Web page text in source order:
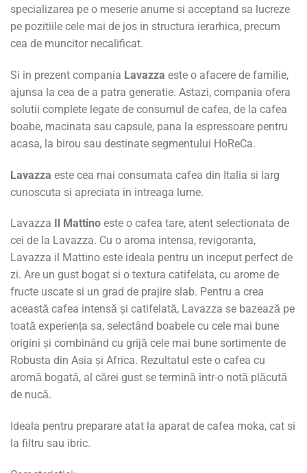
specializarea pe o meserie anume si acceptand sa lucreze
pe pozitiile cele mai de jos in structura ierarhica, precum
cea de muncitor necalificat.
Si in prezent compania Lavazza este o afacere de familie,
ajunsa la cea de a patra generatie. Astazi, compania ofera
solutii complete legate de consumul de cafea, de la cafea
boabe, macinata sau capsule, pana la espressoare pentru
acasa, la birou sau destinate segmentului HoReCa.
Lavazza este cea mai consumata cafea din Italia si larg
cunoscuta si apreciata in intreaga lume.
Lavazza Il Mattino este o cafea tare, atent selectionata de
cei de la Lavazza. Cu o aroma intensa, revigoranta,
Lavazza il Mattino este ideala pentru un inceput perfect de
zi. Are un gust bogat si o textura catifelata, cu arome de
fructe uscate si un grad de prajire slab. Pentru a crea
această cafea intensă și catifelată, Lavazza se bazează pe
toată experiența sa, selectând boabele cu cele mai bune
origini și combinând cu grijă cele mai bune sortimente de
Robusta din Asia și Africa. Rezultatul este o cafea cu
aromă bogată, al cărei gust se termină într-o notă plăcută
de nucă.
Ideala pentru preparare atat la aparat de cafea moka, cat si
la filtru sau ibric.